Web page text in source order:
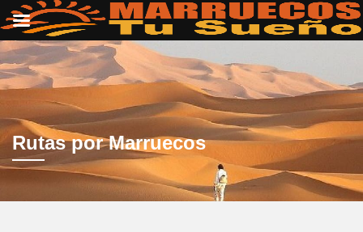
Rutas por Marruecos